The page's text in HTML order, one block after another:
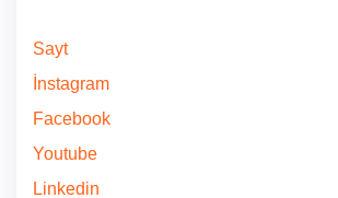
Sayt
İnstagram
Facebook
Youtube
Linkedin